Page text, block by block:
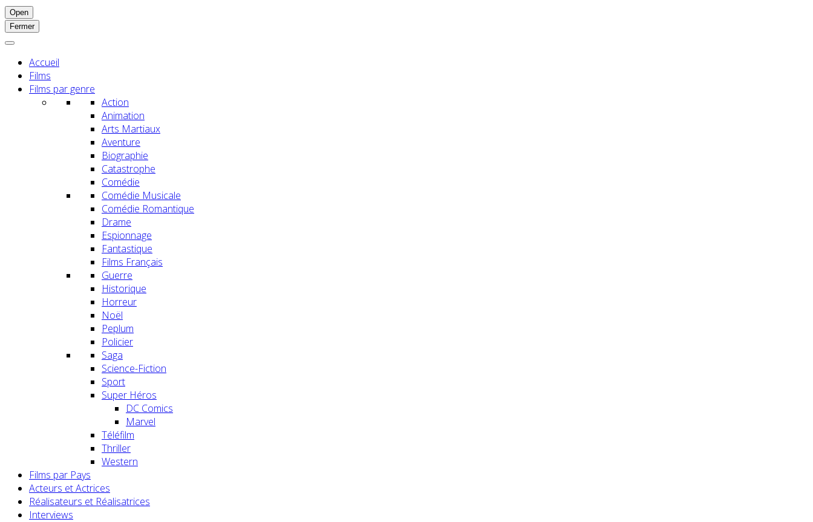
Open
Fermer
Accueil
Films
Films par genre
Action
Animation
Arts Martiaux
Aventure
Biographie
Catastrophe
Comédie
Comédie Musicale
Comédie Romantique
Drame
Espionnage
Fantastique
Films Français
Guerre
Historique
Horreur
Noël
Peplum
Policier
Saga
Science-Fiction
Sport
Super Héros
DC Comics
Marvel
Téléfilm
Thriller
Western
Films par Pays
Acteurs et Actrices
Réalisateurs et Réalisatrices
Interviews